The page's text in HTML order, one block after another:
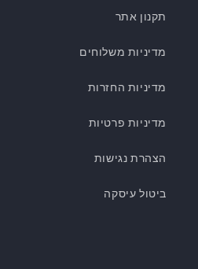
תקנון אתר
מדיניות משלוחים
מדיניות החזרות
מדיניות פרטיות
הצהרת נגישות
ביטול עיסקה